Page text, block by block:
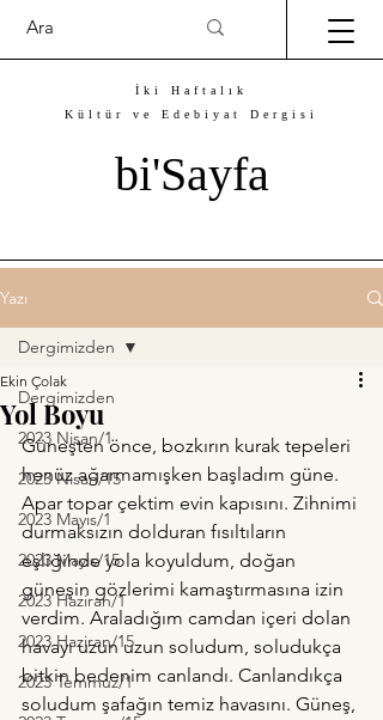
bi'Sayfa
İki Haftalık
Kültür ve Edebiyat Dergisi
Yazı
Dergimizden
2023 Nisan/1
2023 Nisan/15
2023 Mayıs/1
2023 Mayıs/15
2023 Haziran/1
2023 Haziran/15
2023 Temmuz/1
Dergimizden
Yol Boyu
Ekin Çolak
Güneşten önce, bozkırın kurak tepeleri
henüz ağarmamışken başladım güne.
Apar topar çektim evin kapısını. Zihnimi
durmaksızın dolduran fısıltıların
eşliğinde yola koyuldum, doğan
güneşin gözlerimi kamaştırmasına izin
verdim. Araladığım camdan içeri dolan
havayı uzun uzun soludum, soludukça
bitkin bedenim canlandı. Canlandıkça
soludum şafağın temiz havasını. Güneş,